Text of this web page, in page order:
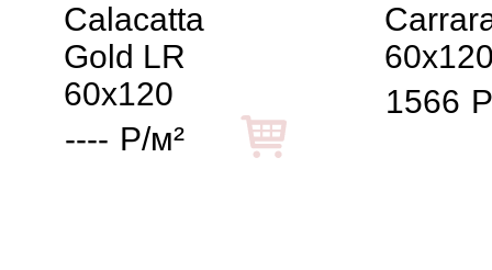
Calacatta
Gold LR
60x120
---- Р/м²
1566